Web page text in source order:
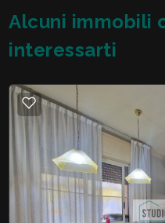
Alcuni immobili
interessarti